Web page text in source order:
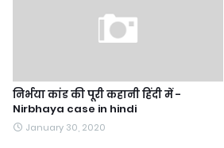
निर्भया कांड की पूरी कहानी हिंदी में -
Nirbhaya case in hindi
January 30, 2020